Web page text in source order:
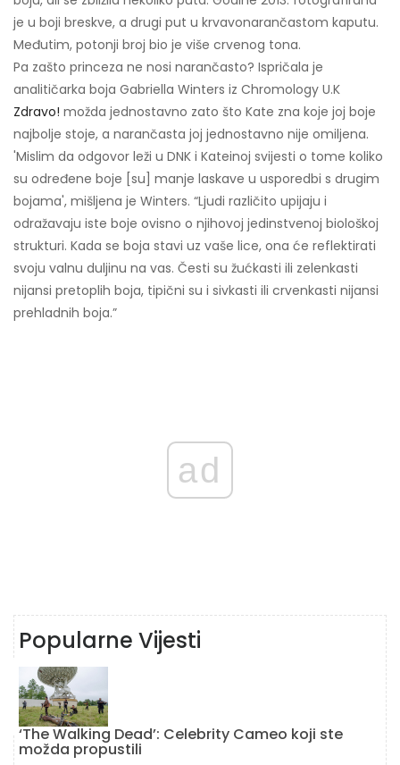
je u boji breskve, a drugi put u krvavonarančastom kaputu.
Međutim, potonji broj bio je više crvenog tona.
Pa zašto princeza ne nosi narančasto? Ispričala je
analitičarka boja Gabriella Winters iz Chromology U.K
Zdravo! možda jednostavno zato što Kate zna koje joj boje
najbolje stoje, a narančasta joj jednostavno nije omiljena.
'Mislim da odgovor leži u DNK i Kateinoj svijesti o tome koliko
su određene boje [su] manje laskave u usporedbi s drugim
bojama', mišljena je Winters. “Ljudi različito upijaju i
odražavaju iste boje ovisno o njihovoj jedinstvenoj biološkoj
strukturi. Kada se boja stavi uz vaše lice, ona će reflektirati
svoju valnu duljinu na vas. Česti su žućkasti ili zelenkasti
nijansi pretoplih boja, tipični su i sivkasti ili crvenkasti nijansi
prehladnih boja.”
ad
Popularne Vijesti
‘The Walking Dead’: Celebrity Cameo koji ste
možda propustili